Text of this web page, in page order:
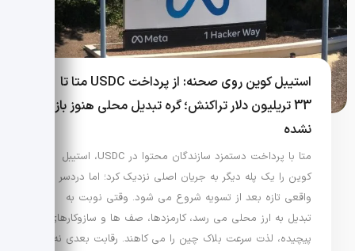
استیبل کوین روی صحنه: از پرداخت USDC متا تا
33 تریلیون دلار تراکنش؛ گره تبدیل محلی هنوز باز
نشده
متا با پرداخت دستمزد سازندگان محتوا در USDC، استیبل
کوین را یک پله دیگر به جریان اصلی نزدیک کرد؛ اما دردسر
واقعی تازه بعد از تسویه شروع می شود. وقتی نوبت به
تبدیل به ارز محلی می رسد، کارمزدها، صف ها و سازوکارهای
پیچیده، لذت سرعت بلاک چین را می کاهند. رقابت بعدی نه